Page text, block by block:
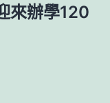
來辦學120